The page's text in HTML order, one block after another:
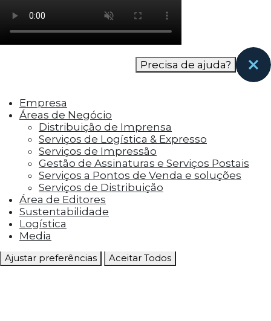
como os visitantes interagem com o site. Esses
cookies ajudam a fornecer informações sobre
as métricas do número de visitantes, taxa de
rejeição, origem do tráfego, etc.
funcionalidades, como compartilhar o
conteúdo do site em plataformas de social
media, coletar feedbacks e outros recursos de
terceiros.
Cookies Marketing
Os cookies de marketing são usados para
entregar aos visitantes anúncios
personalizados com base nas páginas que eles
visitaram antes e analisar a eficácia da
campanha publicitária.
Ajustar preferências Aceitar Todos
Precisa de ajuda?
Empresa
Áreas de Negócio
Distribuição de Imprensa
Serviços de Logística & Expresso
Serviços de Impressão
Gestão de Assinaturas e Serviços Postais
Serviços a Pontos de Venda e soluções
Serviços de Distribuição
Área de Editores
Sustentabilidade
Logística
Media